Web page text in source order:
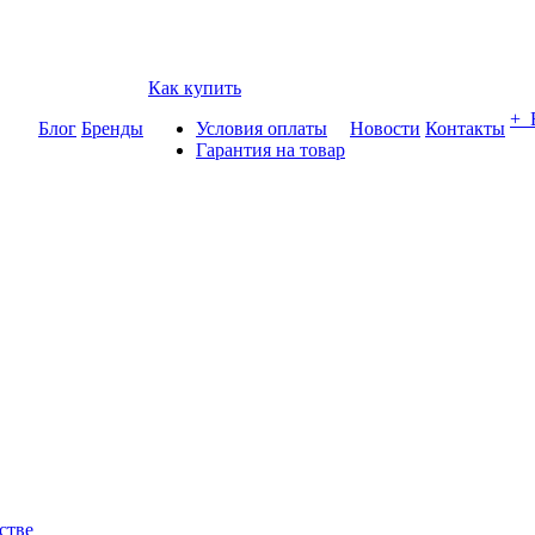
Блог Бренды
Как купить
Условия оплаты
Гарантия на товар
Новости Контакты +